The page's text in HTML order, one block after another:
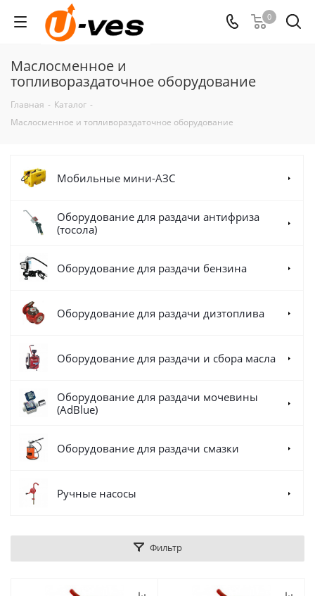
0
Маслосменное и
топливораздаточное оборудование
Главная - Каталог -
Маслосменное и топливораздаточное оборудование
Мобильные мини-АЗС
Оборудование для раздачи антифриза
(тосола)
Оборудование для раздачи бензина
Оборудование для раздачи дизтоплива
Оборудование для раздачи и сбора масла
Оборудование для раздачи мочевины
(AdBlue)
Оборудование для раздачи смазки
Ручные насосы
Фильтр